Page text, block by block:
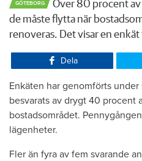
GÖTEBORG
Över 80 procent
de måste flytta när
renoveras. Det visar en
Dela
Enkäten har genomförts
besvarats av drygt 40 procent
bostadsområdet.
lägenheter.
Fler än fyra av fem svarande